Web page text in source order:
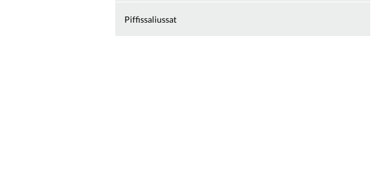
Piffissaliussat